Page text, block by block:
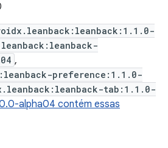
,
preference:1.1.0-
tab:1.1.0-
alpha04 contém essas